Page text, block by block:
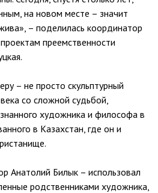
на новом месте – значит
– поделилась координатор
преемственности
– не просто скульптурный
со сложной судьбой,
художника и философа в
в Казахстан, где он и
Анатолий Билык – использовал
родственниками художника,